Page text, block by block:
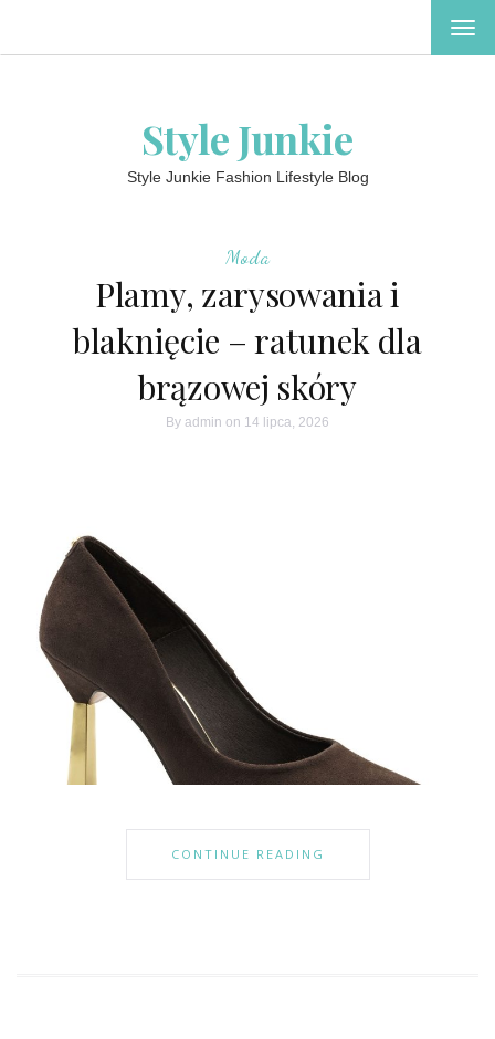
Style Junkie
Style Junkie Fashion Lifestyle Blog
Moda
Plamy, zarysowania i
blaknięcie – ratunek dla
brązowej skóry
By admin on 14 lipca, 2026
CONTINUE READING